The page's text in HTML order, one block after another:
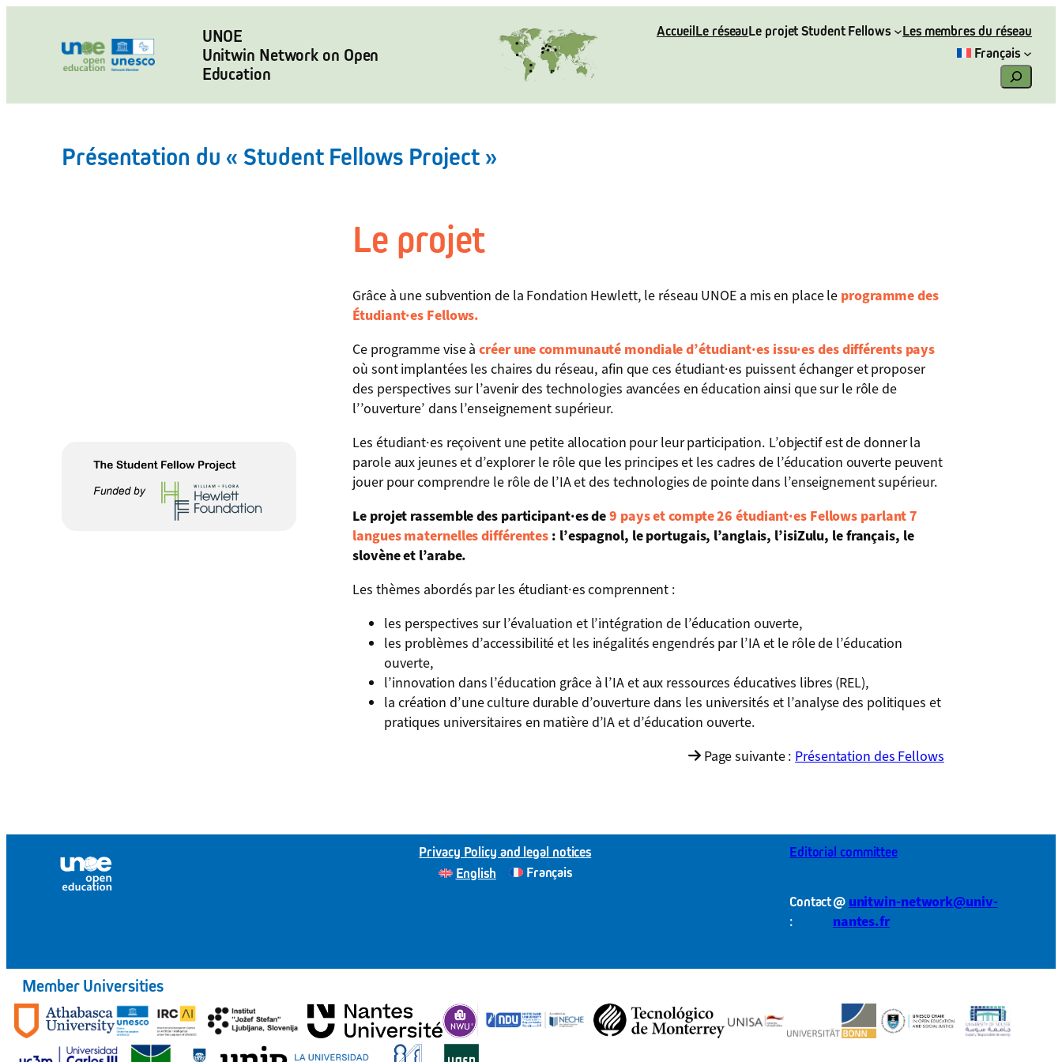
UNOE
Unitwin Network on Open
Education
AccueilLe réseauLe projet Student Fellows
Les membres du réseau
Français
Search
Présentation du « Student Fellows Project »
Le projet
Grâce à une subvention de la Fondation Hewlett, le réseau UNOE a mis en place le programmedes
Étudiant·es Fellows.
Ce programme vise àcréer une communauté mondiale d’étudiant·es issu·es des différents pays
où sont implantées les chaires du réseau, afin que ces étudiant·es puissent échanger et proposer
des perspectives sur l’avenir des technologies avancées en éducation ainsi que sur le rôle de
l’’ouverture’ dans l’enseignement supérieur.
Les étudiant·es reçoivent une petite allocation pour leur participation. L’objectif est de donner la
parole aux jeunes et d’explorer le rôle que les principes et les cadres de l’éducation ouverte peuvent
jouer pour comprendre le rôle de l’IA et des technologies de pointe dans l’enseignement supérieur.
Le projet rassemble des participant·es de9 pays et compte 26 étudiant·es Fellows parlant 7
langues maternelles différentes : l’espagnol, le portugais, l’anglais, l’isiZulu, le français, le
slovène et l’arabe.
Les thèmes abordés par les étudiant·es comprennent :
les perspectives sur l’évaluation et l’intégration de l’éducation ouverte,
les problèmes d’accessibilité et les inégalités engendrés par l’IA et le rôle de l’éducation
ouverte,
l’innovation dans l’éducation grâce à l’IA et aux ressources éducatives libres (REL),
la création d’une culture durable d’ouverture dans les universités et l’analyse des politiques et
pratiques universitaires en matière d’IA et d’éducation ouverte.
Page suivante : Présentation des Fellows
Privacy Policy and legal notices
English
Français
Editorial committee
Contact
:
@ unitwin-network@univ-
nantes.fr
Member Universities